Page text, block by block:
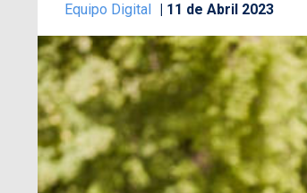
Equipo Digital 11 de Abril 2023